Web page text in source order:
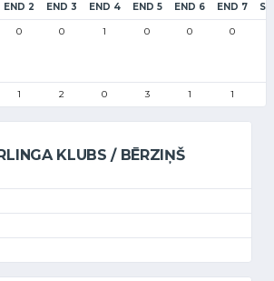
END 2 END 3 END 4 END 5 END 6 END 7
0 0 1 0 0 0
1 2 0 3 1 1
KLUBS / BĒRZIŅŠ